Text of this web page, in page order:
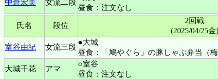
中倉宏美 女流二段
昼食：注文なし
氏名 段位
2回戦
(2025/04/25金)
室谷由紀
女流三段
●大城
昼食：「鳩やぐら」の豚しゃぶ弁当（
大城千花
アマ
○室谷
昼食：注文なし